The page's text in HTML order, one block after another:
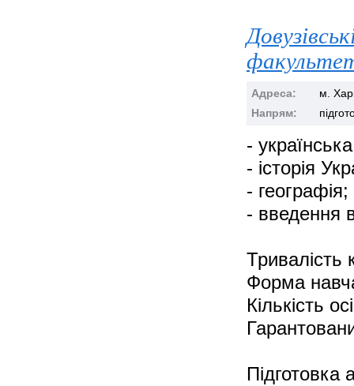
Адреса:
м.
Напрям:
-
- історія
- географія;
- введення
Тривалість
Форма
Кількість
Підготовка